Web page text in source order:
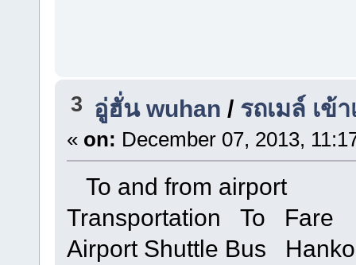
3 อู่ฮั่น wuhan / รถเมล์ เข้
« on: December 07, 2013,
To and from airport
Transportation To Fare
Airport Shuttle Bus